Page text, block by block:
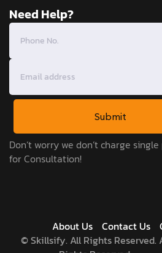
Need Help?
Submit
Don’t worry we don’t charge
for Consultation!
©Skillsify. All Rights Reserved.
About Us Contact Us